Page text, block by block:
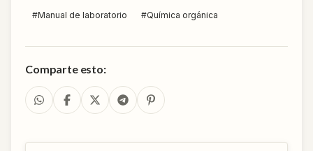
#Manual de laboratorio #Química orgánica
Comparte esto: